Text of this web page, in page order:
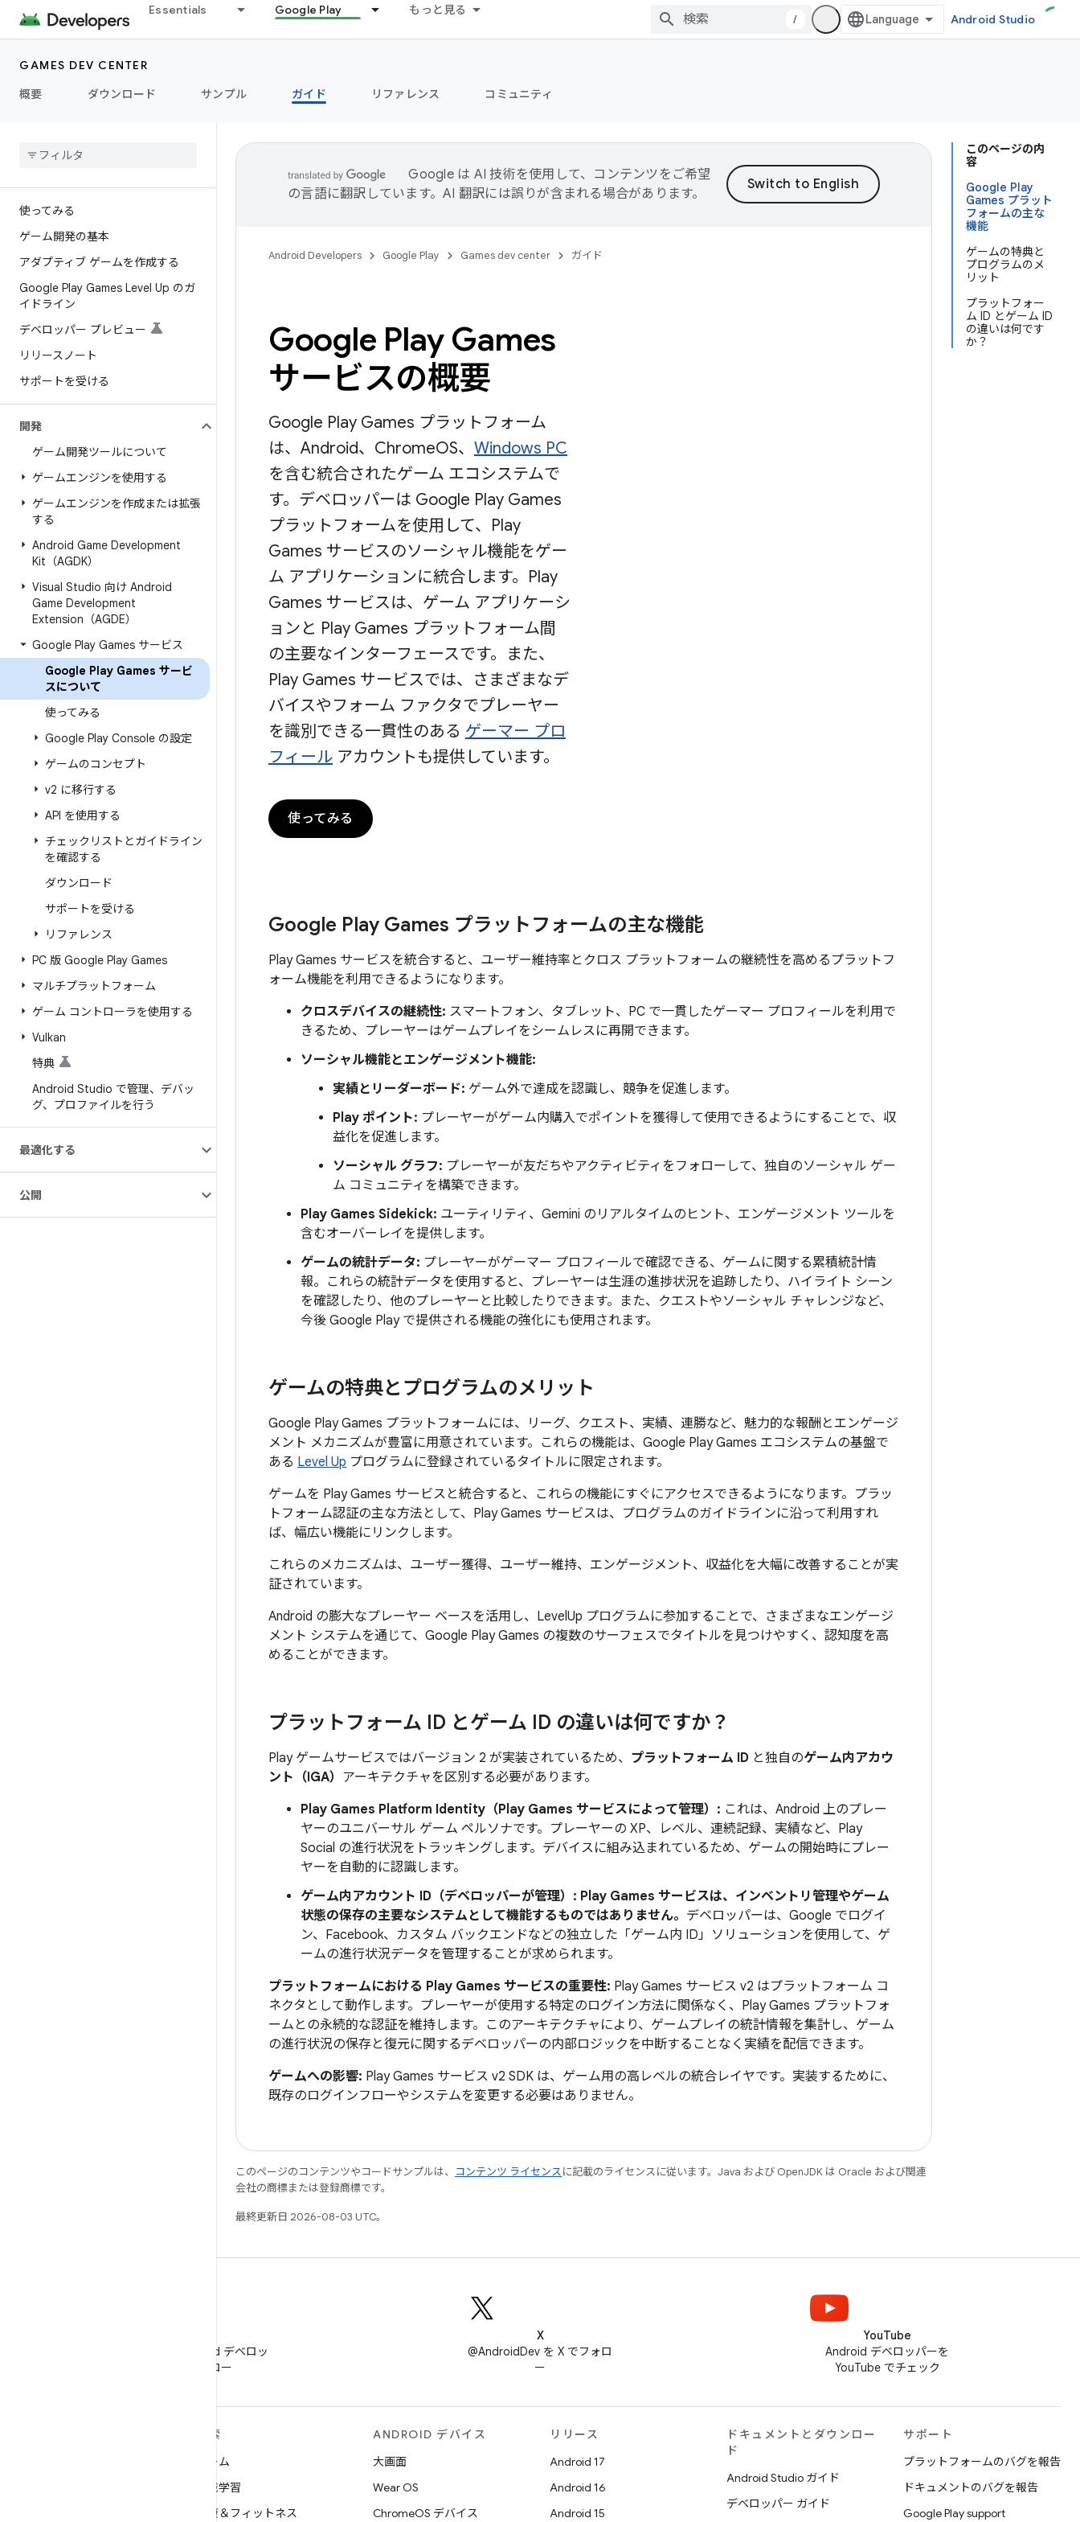
Essentials Google Play もっと見る
/ Android Studio
GAMES DEV CENTER
概要
ダウンロード サンプル ガイド リファレンス コミュニティ
使ってみる
ゲーム開発の基本
アダプティブ ゲームを作成する
Google Play Games Level Up のガ
イドライン
デベロッパー プレビュー
リリースノート
サポートを受ける
開発
ゲーム開発ツールについて
ゲームエンジンを使用する
ゲームエンジンを作成または拡張
する
Android Game Development
Kit（AGDK）
Visual Studio 向け Android
Game Development
Extension（AGDE）
Google Play Games サービス
Google Play Games サービ
スについて
使ってみる
Google Play Console の設定
ゲームのコンセプト
v2 に移行する
API を使用する
チェックリストとガイドライン
を確認する
ダウンロード
サポートを受ける
リファレンス
PC 版 Google Play Games
マルチプラットフォーム
ゲーム コントローラを使用する
Vulkan
特典
Android Studio で管理、デバッ
グ、プロファイルを行う
最適化する
公開
このページの内
容
Google Play
Games プラット
フォームの主な
機能
ゲームの特典と
プログラムのメ
リット
プラットフォー
ム ID とゲーム ID
の違いは何です
か？
Google は AI 技術を使用して、コンテンツをご希望
の言語に翻訳しています。AI 翻訳には誤りが含まれる場合があります。
Android Developers Google Play Games dev center ガイド
Google Play Games
サービスの概要
Google Play Games プラットフォーム
は、Android、ChromeOS、 Windows PC
を含む統合されたゲーム エコシステムで
す。デベロッパーは Google Play Games
プラットフォームを使用して、Play
Games サービスのソーシャル機能をゲー
ム アプリケーションに統合します。Play
Games サービスは、ゲーム アプリケーシ
ョンと Play Games プラットフォーム間
の主要なインターフェースです。また、
Play Games サービスでは、さまざまなデ
バイスやフォーム ファクタでプレーヤー
を識別できる一貫性のある ゲーマー プロ
フィール アカウントも提供しています。
使ってみる
Google Play Games プラットフォームの主な機能
Play Games サービスを統合すると、ユーザー維持率とクロス プラットフォームの継続性を高めるプラットフ
ォーム機能を利用できるようになります。
クロスデバイスの継続性: スマートフォン、タブレット、PC で一貫したゲーマー プロフィールを利用で
きるため、プレーヤーはゲームプレイをシームレスに再開できます。
ソーシャル機能とエンゲージメント機能:
実績とリーダーボード: ゲーム外で達成を認識し、競争を促進します。
Play ポイント: プレーヤーがゲーム内購入でポイントを獲得して使用できるようにすることで、収
益化を促進します。
ソーシャル グラフ: プレーヤーが友だちやアクティビティをフォローして、独自のソーシャル ゲー
ム コミュニティを構築できます。
Play Games Sidekick: ユーティリティ、Gemini のリアルタイムのヒント、エンゲージメント ツールを
含むオーバーレイを提供します。
ゲームの統計データ: プレーヤーがゲーマー プロフィールで確認できる、ゲームに関する累積統計情
報。これらの統計データを使用すると、プレーヤーは生涯の進捗状況を追跡したり、ハイライト シーン
を確認したり、他のプレーヤーと比較したりできます。また、クエストやソーシャル チャレンジなど、
今後 Google Play で提供される機能の強化にも使用されます。
ゲームの特典とプログラムのメリット
Google Play Games プラットフォームには、リーグ、クエスト、実績、連勝など、魅力的な報酬とエンゲージ
メント メカニズムが豊富に用意されています。これらの機能は、Google Play Games エコシステムの基盤で
ある Level Up プログラムに登録されているタイトルに限定されます。
ゲームを Play Games サービスと統合すると、これらの機能にすぐにアクセスできるようになります。プラッ
トフォーム認証の主な方法として、Play Games サービスは、プログラムのガイドラインに沿って利用すれ
ば、幅広い機能にリンクします。
これらのメカニズムは、ユーザー獲得、ユーザー維持、エンゲージメント、収益化を大幅に改善することが実
証されています。
Android の膨大なプレーヤー ベースを活用し、LevelUp プログラムに参加することで、さまざまなエンゲージ
メント システムを通じて、Google Play Games の複数のサーフェスでタイトルを見つけやすく、認知度を高
めることができます。
プラットフォーム ID とゲーム ID の違いは何ですか？
Play ゲームサービスではバージョン 2 が実装されているため、 プラットフォーム ID と独自のゲーム内アカウ
ント（IGA） アーキテクチャを区別する必要があります。
Play Games Platform Identity（Play Games サービスによって管理）: これは、Android 上のプレー
ヤーのユニバーサル ゲーム ペルソナです。プレーヤーの XP、レベル、連続記録、実績など、Play
Social の進行状況をトラッキングします。デバイスに組み込まれているため、ゲームの開始時にプレー
ヤーを自動的に認識します。
ゲーム内アカウント ID（デベロッパーが管理）: Play Games サービスは、インベントリ管理やゲーム
状態の保存の主要なシステムとして機能するものではありません。 デベロッパーは、Google でログイ
ン、Facebook、カスタム バックエンドなどの独立した「ゲーム内 ID」ソリューションを使用して、ゲ
ームの進行状況データを管理することが求められます。
プラットフォームにおける Play Games サービスの重要性: Play Games サービス v2 はプラットフォーム コ
ネクタとして動作します。プレーヤーが使用する特定のログイン方法に関係なく、Play Games プラットフォ
ームとの永続的な認証を維持します。このアーキテクチャにより、ゲームプレイの統計情報を集計し、ゲーム
の進行状況の保存と復元に関するデベロッパーの内部ロジックを中断することなく実績を配信できます。
ゲームへの影響: Play Games サービス v2 SDK は、ゲーム用の高レベルの統合レイヤです。実装するために、
既存のログインフローやシステムを変更する必要はありません。
このページのコンテンツやコードサンプルは、 コンテンツ ライセンスに記載のライセンスに従います。Java および OpenJDK は Oracle および関連
会社の商標または登録商標です。
最終更新日 2026-08-03 UTC。
WeChat で Android デベロッ
パーをフォロー
X
@AndroidDev を X でフォロ
ー
YouTube
Android デベロッパーを
YouTube でチェック
探索
ゲーム
機械学習
健康＆フィットネス
ANDROID デバイス
大画面
Wear OS
ChromeOS デバイス
リリース
Android 17
Android 16
Android 15
ドキュメントとダウンロー
ド
Android Studio ガイド
デベロッパー ガイド
サポート
プラットフォームのバグを報告
ドキュメントのバグを報告
Google Play support